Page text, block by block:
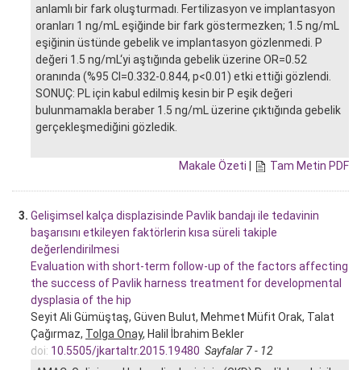
anlamlı bir fark oluşturmadı. Fertilizasyon ve implantasyon
oranları 1 ng/mL eşiğinde bir fark göstermezken; 1.5 ng/mL
eşiğinin üstünde gebelik ve implantasyon gözlenmedi. P
değeri 1.5 ng/mL‘yi aştığında gebelik üzerine OR=0.52
oranında (%95 CI=0.332-0.844, p<0.01) etki ettiği gözlendi.
SONUÇ: PL için kabul edilmiş kesin bir P eşik değeri
bulunmamakla beraber 1.5 ng/mL üzerine çıktığında gebelik
gerçekleşmediğini gözledik.
Makale Özeti | Tam Metin PDF
3. Gelişimsel kalça displazisinde Pavlik bandajı ile tedavinin
başarısını etkileyen faktörlerin kısa süreli takiple
değerlendirilmesi
Evaluation with short-term follow-up of the factors affecting
the success of Pavlik harness treatment for developmental
dysplasia of the hip
Seyit Ali Gümüştaş, Güven Bulut, Mehmet Müfit Orak, Talat
Çağırmaz, Tolga Onay, Halil İbrahim Bekler
doi: 10.5505/jkartaltr.2015.19480 Sayfalar 7 - 12